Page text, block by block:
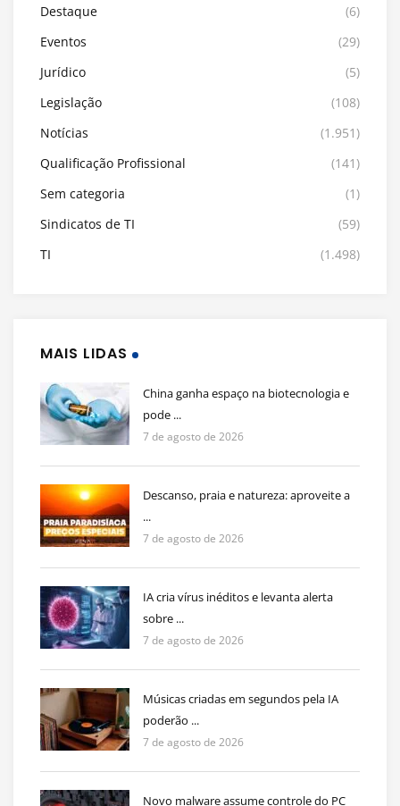
Destaque
(6)
Eventos
(29)
Jurídico
(5)
Legislação
(108)
Notícias
(1.951)
Qualificação Profissional
(141)
Sem categoria
(1)
Sindicatos de TI
(59)
TI
(1.498)
MAIS LIDAS
China ganha espaço na biotecnologia e
pode ...
7 de agosto de 2026
Descanso, praia e natureza: aproveite a
...
7 de agosto de 2026
IA cria vírus inéditos e levanta alerta
sobre ...
7 de agosto de 2026
Músicas criadas em segundos pela IA
poderão ...
7 de agosto de 2026
Novo malware assume controle do PC